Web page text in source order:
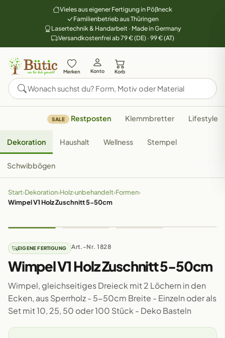
Vieles aus eigener Fertigung in Pößneck
Familienbetrieb aus Thüringen
Lasertechnik & Handarbeit · Made in Germany
Versandkostenfrei ab 79 € (DE) · 99 € (AT)
Merken Konto Korb
SALE Restposten Klemmbretter Lifestyle
Dekoration Haushalt Wellness Stempel
Schwibbögen
Start›Dekoration›Holz›unbehandelt›Formen›
Wimpel V1 Holz Zuschnitt 5-50cm
EIGENE FERTIGUNG Art.-Nr. 1828
Wimpel V1 Holz Zuschnitt 5-50cm
Wimpel, gleichseitiges Dreieck mit 2 Löchern in den
Ecken, aus Sperrholz - 5-50cm Breite - Einzeln oder als
Set mit 10, 25, 50 oder 100 Stück - Deko Basteln